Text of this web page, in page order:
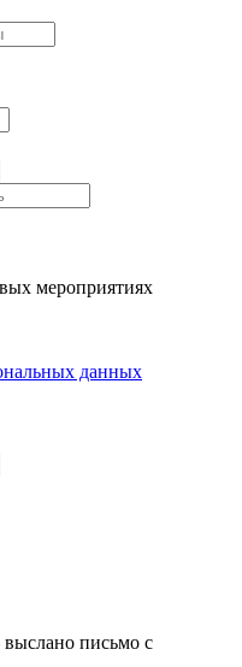
мероприятиях
данных
письмо с